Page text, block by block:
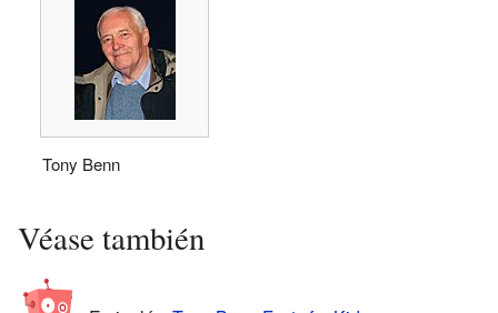
Tony Benn
Véase también